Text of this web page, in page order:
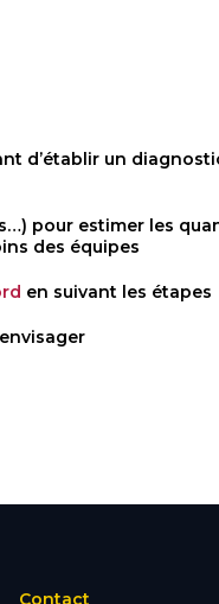
d’établir un
pour estimer les
des équipes
en suivant les étapes
Contact